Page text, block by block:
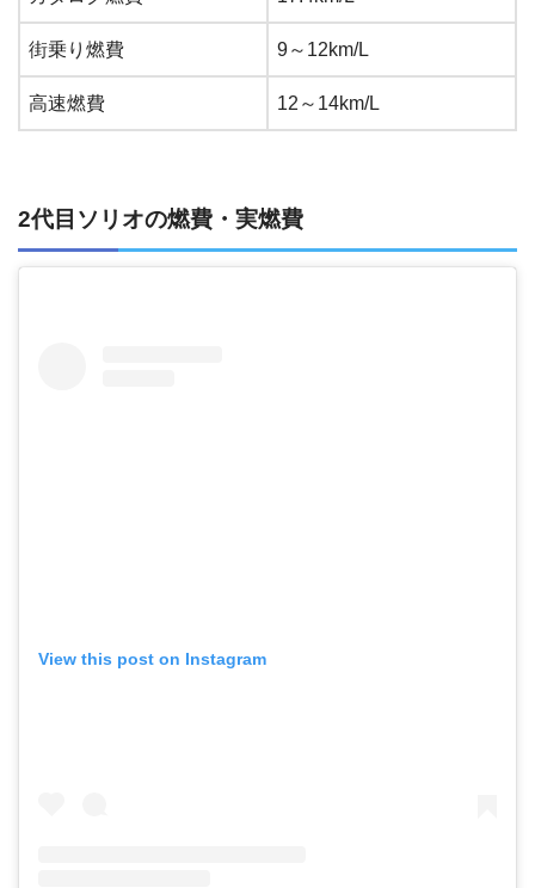
街乗り燃費 9～12km/L
高速燃費 12～14km/L
2代目ソリオの燃費・実燃費
View this post on Instagram